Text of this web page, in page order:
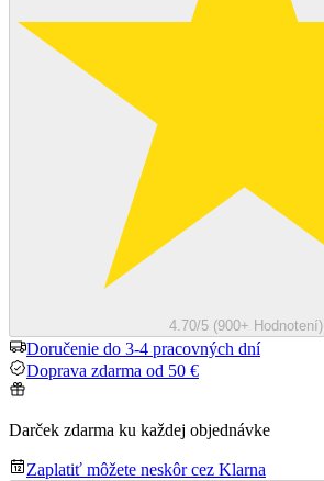
4.70/5 (900+ Hodnotení)
Doručenie do 3-4 pracovných dní
Doprava zdarma od 50 €
Darček zdarma ku každej objednávke
Zaplatiť môžete neskôr cez Klarna